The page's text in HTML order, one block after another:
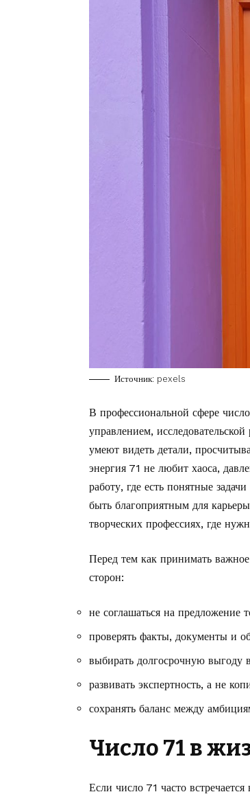
Источник: pexels
В профессиональной сфере
управлением,
умеют видеть детали,
энергия 71 не любит хаоса,
работу, где есть понятные
быть благоприятным для
творческих профессиях, где
Перед тем как принимать
сторон:
не соглашаться на предложение
проверять факты, документы и
выбирать долгосрочную выгоду
развивать экспертность, а не
сохранять баланс между
Число 71 в
Если число 71 часто